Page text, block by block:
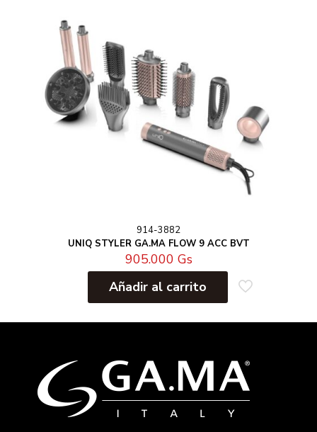
914-3882
UNIQ STYLER GA.MA FLOW 9 ACC BVT
905.000 Gs
Añadir al carrito